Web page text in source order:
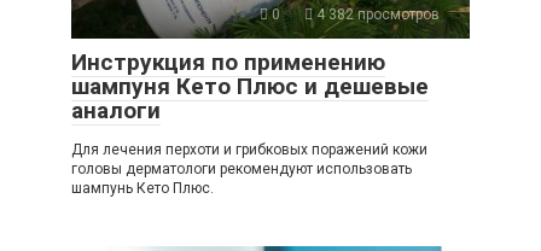
0
4 382 просмотров
Инструкция по применению
шампуня Кето Плюс и дешевые
аналоги
Для лечения перхоти и грибковых поражений кожи
головы дерматологи рекомендуют использовать
шампунь Кето Плюс.